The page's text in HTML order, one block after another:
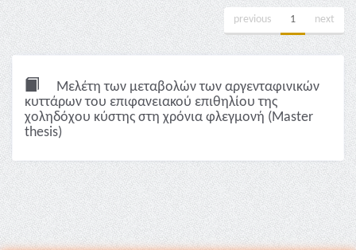
previous 1 next
Μελέτη των μεταβολών των αργενταφινικών
κυττάρων του επιφανειακού επιθηλίου της
χοληδόχου κύστης στη χρόνια φλεγμονή (Master
thesis)